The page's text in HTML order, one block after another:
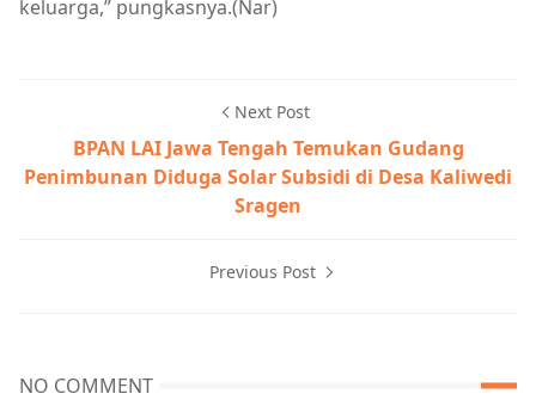
keluarga,” pungkasnya.(Nar)
Next Post
BPAN LAI Jawa Tengah Temukan Gudang
Penimbunan Diduga Solar Subsidi di Desa Kaliwedi
Sragen
Previous Post
NO COMMENT